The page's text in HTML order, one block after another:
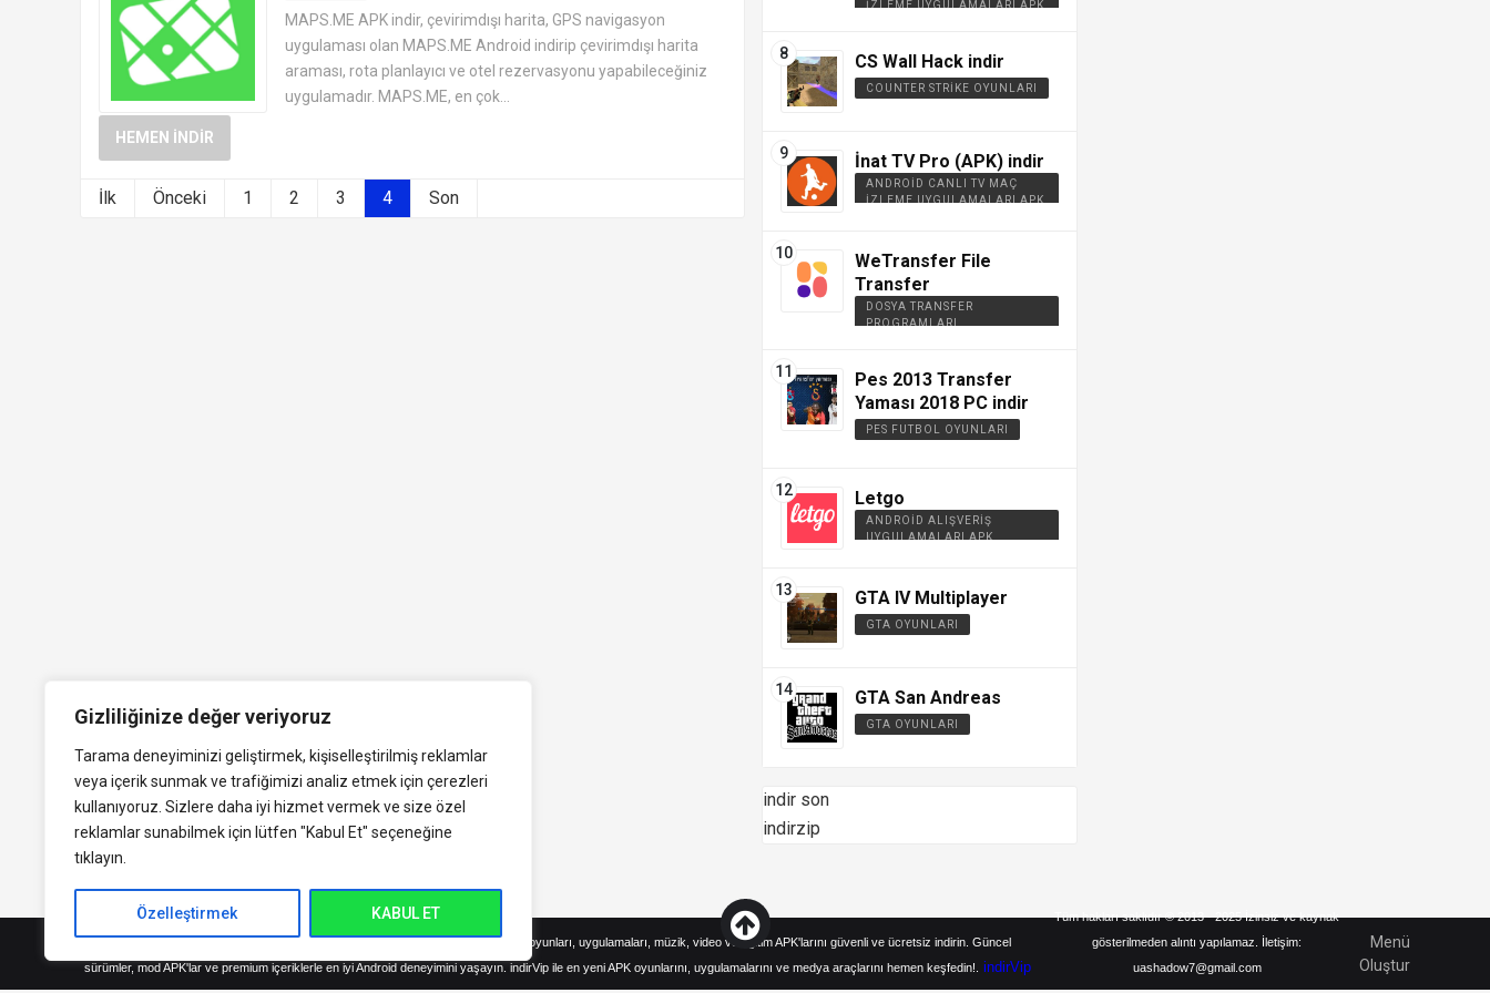
Gizliliğinize değer veriyoruz
Tarama deneyiminizi geliştirmek, kişiselleştirilmiş reklamlar
veya içerik sunmak ve trafiğimizi analiz etmek için çerezleri
kullanıyoruz. Sizlere daha iyi hizmet vermek ve size özel
reklamlar sunabilmek için lütfen "Kabul Et" seçeneğine
tıklayın.
Özelleştirmek KABUL ET
ANDROID HARITA VE NAVIGASYON UYGULAMALARI APK
MAPS.ME APK indir, çevirimdışı harita, GPS navigasyon
uygulaması olan MAPS.ME Android indirip çevirimdışı harita
araması, rota planlayıcı ve otel rezervasyonu yapabileceğiniz
uygulamadır. MAPS.ME, en çok...
HEMEN İNDIR
İlk Önceki 1 2 3 4 Son
İZLEME UYGULAMALARI APK
CS Wall Hack indir
COUNTER STRIKE OYUNLARI
İnat TV Pro (APK) indir
ANDROID CANLI TV MAÇ
İZLEME UYGULAMALARI APK
WeTransfer File
Transfer
DOSYA TRANSFER
PROGRAMLARI
Pes 2013 Transfer
Yaması 2018 PC indir
PES FUTBOL OYUNLARI
Letgo
ANDROID ALIŞVERIŞ
UYGULAMALARI APK
GTA IV Multiplayer
GTA OYUNLARI
GTA San Andreas
GTA OYUNLARI
indir son
indirzip
indirVip.com, en güvenilir ve hızlı APK indirme platformudur! En popüler Android oyunları, uygulamaları, müzik, video ve eğitim APK'larını güvenli ve ücretsiz indirin. Güncel
sürümler, mod APK'lar ve premium içeriklerle en iyi Android deneyimini yaşayın. indirVip ile en yeni APK oyunlarını, uygulamalarını ve medya araçlarını hemen keşfedin!.
indirVip
Tüm hakları saklıdır © 2013 - 2025 İzinsiz ve kaynak
gösterilmeden alıntı yapılamaz. İletişim:
uashadow7@gmail.com
Menü
Oluştur